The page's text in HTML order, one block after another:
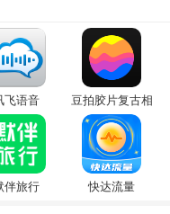
飞语音
豆拍胶片复古相
机
伴旅行 快达流量